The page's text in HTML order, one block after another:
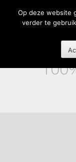
Op deze website
verder te